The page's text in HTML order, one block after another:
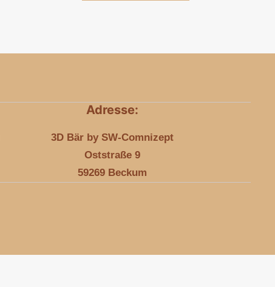
Adresse:
3D Bär by SW-Comnizept
Oststraße 9
59269 Beckum